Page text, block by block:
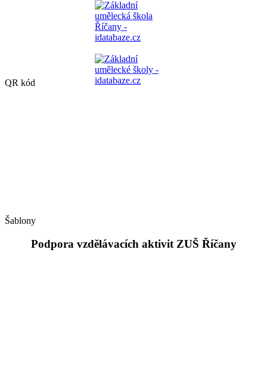
QR kód
Šablony
Podpora vzdělávacích aktivit ZUŠ Říčany